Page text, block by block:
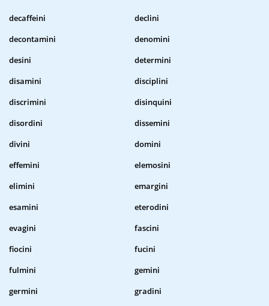
decaffeini
declini
decontamini
denomini
desini
determini
disamini
disciplini
discrimini
disinquini
disordini
dissemini
divini
domini
effemini
elemosini
elimini
emargini
esamini
eterodini
evagini
fascini
fiocini
fucini
fulmini
gemini
germini
gradini